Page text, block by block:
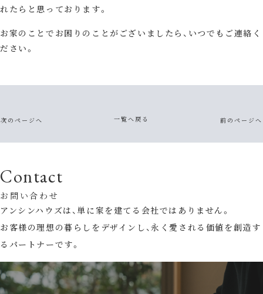
れたらと思っております。
お家のことでお困りのことがございましたら、いつでもご連絡く
ださい。
次のページへ 一覧へ戻る 前のページへ
Contact
お問い合わせ
アンシンハウズは、単に家を建てる会社ではありません。
お客様の理想の暮らしをデザインし、永く愛される価値を創造す
るパートナーです。